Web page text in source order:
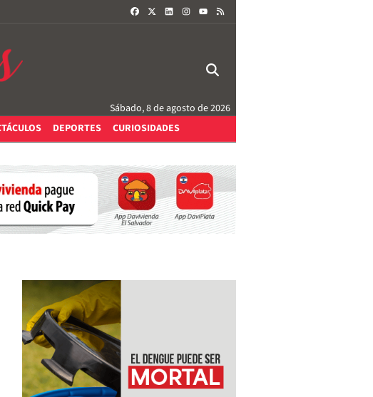
FACEBOOKLINKEDININSTAGRAM
Sábado, 8 de agosto de 2026
DEPORTES CURIOSIDADES